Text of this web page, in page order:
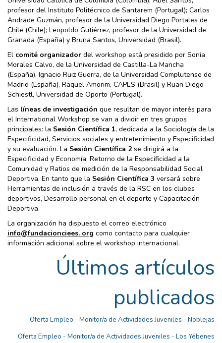
profesor del Instituto Politécnico de Santarem (Portugal); Carlos
Andrade Guzmán, profesor de la Universidad Diego Portales de
Chile (Chile); Leopoldo Gutiérrez, profesor de la Universidad de
Granada (España) y Bruna Santos, Universidad (Brasil).
El comité organizador del workshop está presidido por Sonia
Morales Calvo, de la Universidad de Castilla-La Mancha
(España), Ignacio Ruiz Guerra, de la Universidad Complutense de
Madrid (España), Raquel Amorim, CAPES (Brasil) y Ruan Diego
Schiestl, Universidad de Oporto (Portugal).
Las líneas de investigación que resultan de mayor interés para
el International Workshop se van a dividir en tres grupos
principales: la Sesión Científica 1, dedicada a la Sociología de la
Especificidad, Servicios sociales y entretenimiento y Especificidad
y su evaluación. La Sesión Científica 2se dirigirá a la
Especificidad y Economía; Retorno de la Especificidad a la
Comunidad y Ratios de medición de la Responsabilidad Social
Deportiva. En tanto que la Sesión Científica 3 versará sobre
Herramientas de inclusión a través de la RSC en los clubes
deportivos, Desarrollo personal en el deporte y Capacitación
Deportiva.
La organización ha dispuesto el correo electrónico
info@fundacionciees. org como contacto para cualquier
información adicional sobre el workshop internacional.
Últimos artículos
publicados
Oferta Empleo - Monitor/a de Actividades Juveniles - Noblejas
Oferta Empleo - Monitor/a de Actividades Juveniles - Los Yébenes